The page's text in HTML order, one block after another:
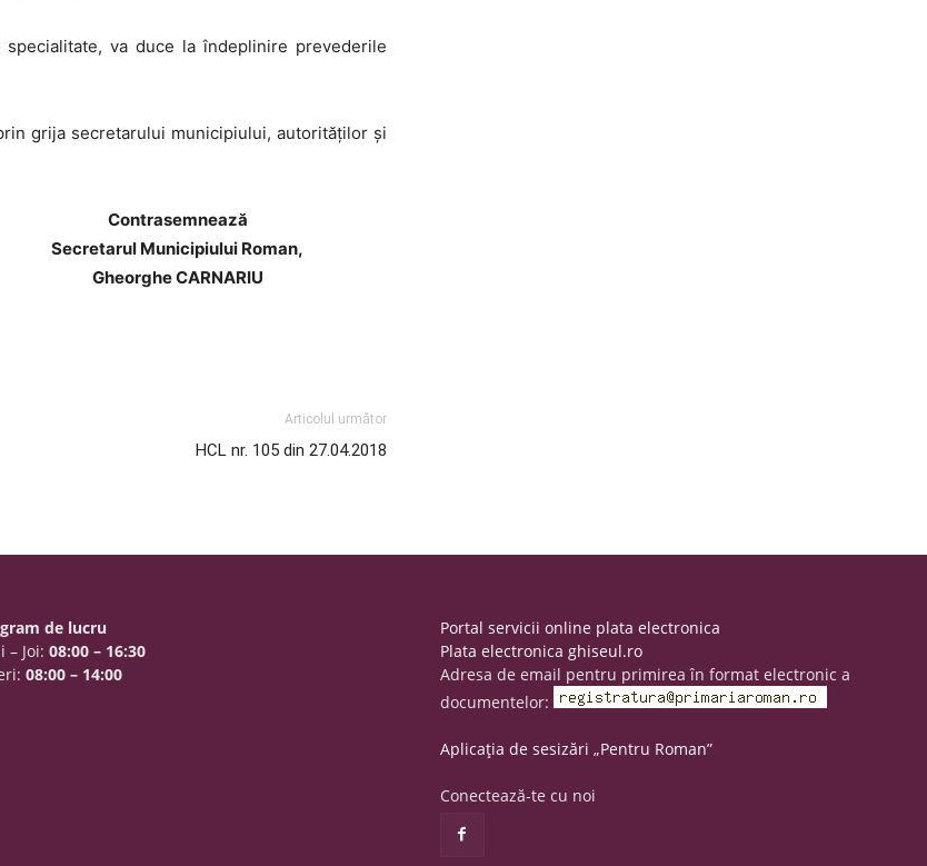
va duce la îndeplinire prevederile
grija secretarului municipiului, autorităţilor şi
Contrasemnează
Secretarul Municipiului Roman,
Gheorghe CARNARIU
Articolul următor
HCL nr. 105 din 27.04.2018
de lucru
– Joi:08:00 – 16:30
08:00 – 14:00
Portal servicii online plata electronica
Plata electronica ghiseul.ro
Adresa de email pentru primirea în format electronic a
documentelor:
Aplicația de sesizări „Pentru Roman”
Conectează-te cu noi